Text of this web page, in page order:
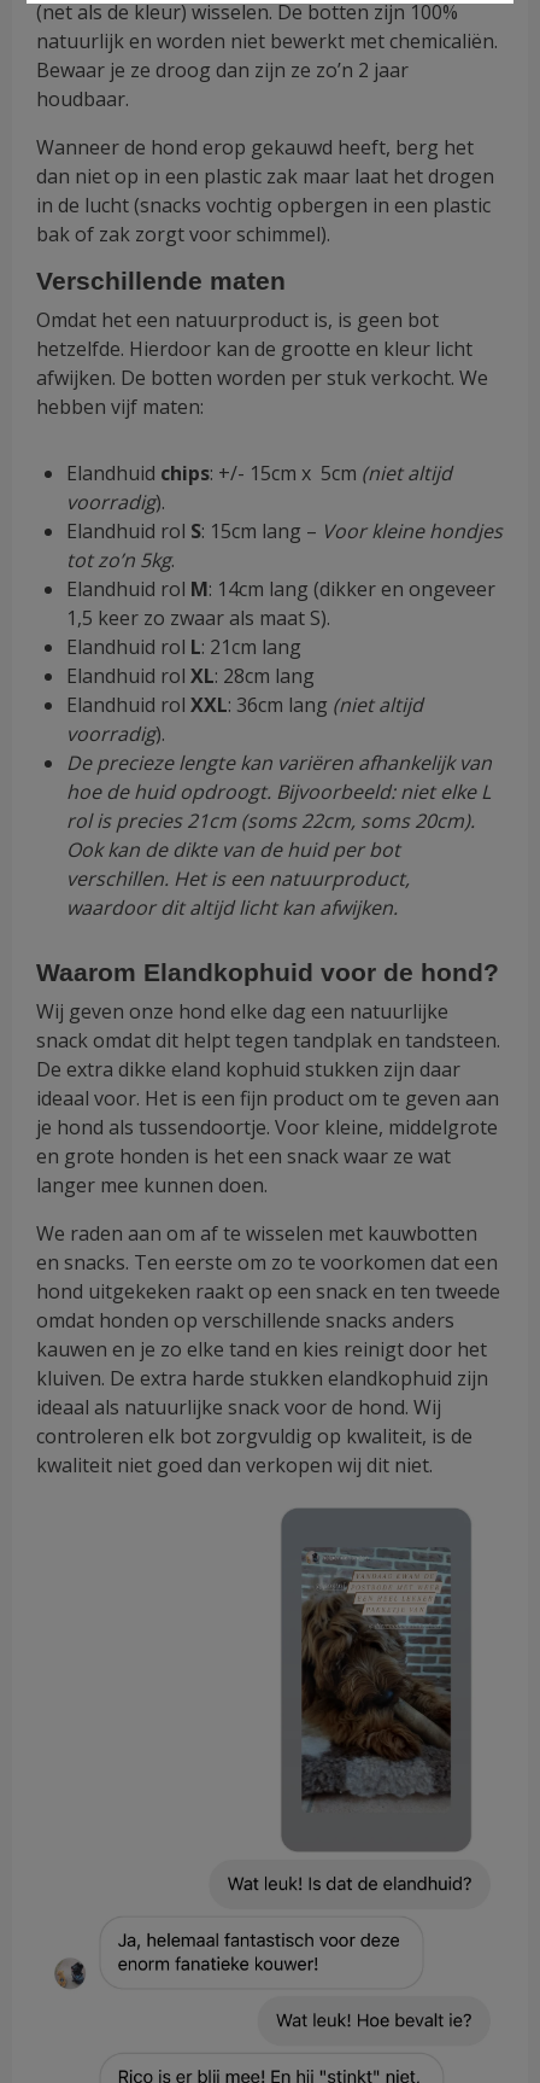
(net als de kleur) wisselen. De botten zijn 100%
natuurlijk en worden niet bewerkt met chemicaliën.
Bewaar je ze droog dan zijn ze zo’n 2 jaar
houdbaar.
Wanneer de hond erop gekauwd heeft, berg het
dan niet op in een plastic zak maar laat het drogen
in de lucht (snacks vochtig opbergen in een plastic
bak of zak zorgt voor schimmel).
Verschillende maten
Omdat het een natuurproduct is, is geen bot
hetzelfde. Hierdoor kan de grootte en kleur licht
afwijken. De botten worden per stuk verkocht. We
hebben vijf maten:
Elandhuid chips: +/- 15cm x 5cm (niet altijd
voorradig).
Elandhuid rol S: 15cm lang – Voor kleine hondjes
tot zo’n 5kg.
Elandhuid rol M: 14cm lang (dikker en ongeveer
1,5 keer zo zwaar als maat S).
Elandhuid rol L: 21cm lang
Elandhuid rolXL: 28cm lang
Elandhuid rolXXL: 36cm lang (niet altijd
voorradig).
De precieze lengte kan variëren afhankelijk van
hoe de huid opdroogt. Bijvoorbeeld: niet elke L
rol is precies 21cm (soms 22cm, soms 20cm).
Ook kan de dikte van de huid per bot
verschillen. Het is een natuurproduct,
waardoor dit altijd licht kan afwijken.
Waarom Elandkophuid voor de hond?
Wij geven onze hond elke dag een natuurlijke
snack omdat dit helpt tegen tandplak en tandsteen.
De extra dikke eland kophuid stukken zijn daar
ideaal voor. Het is een fijn product om te geven aan
je hond als tussendoortje. Voor kleine, middelgrote
en grote honden is het een snack waar ze wat
langer mee kunnen doen.
We raden aan om af te wisselen met kauwbotten
en snacks. Ten eerste om zo te voorkomen dat een
hond uitgekeken raakt op een snack en ten tweede
omdat honden op verschillende snacks anders
kauwen en je zo elke tand en kies reinigt door het
kluiven. De extra harde stukken elandkophuid zijn
ideaal als natuurlijke snack voor de hond. Wij
controleren elk bot zorgvuldig op kwaliteit, is de
kwaliteit niet goed dan verkopen wij dit niet.